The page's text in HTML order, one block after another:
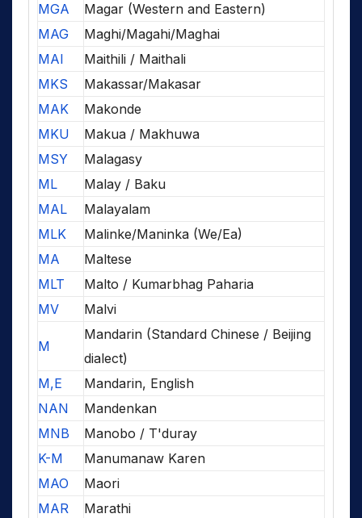
MGA
Magar (Western and Eastern)
MAG
Maghi/Magahi/Maghai
MAI
Maithili / Maithali
MKS
Makassar/Makasar
MAK
Makonde
MKU
Makua / Makhuwa
MSY
Malagasy
ML
Malay / Baku
MAL
Malayalam
MLK
Malinke/Maninka (We/Ea)
MA
Maltese
MLT
Malto / Kumarbhag Paharia
MV
Malvi
M
Mandarin (Standard Chinese / Beijing
dialect)
M,E
Mandarin, English
NAN
Mandenkan
MNB
Manobo / T'duray
K-M
Manumanaw Karen
MAO
Maori
MAR
Marathi